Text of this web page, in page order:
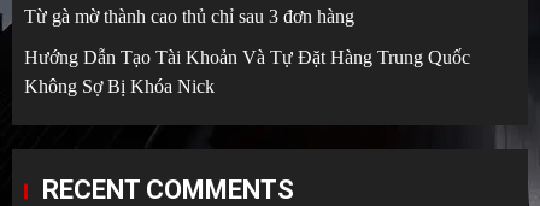
Từ gà mờ thành cao thủ chỉ sau 3 đơn hàng
Hướng Dẫn Tạo Tài Khoản Và Tự Đặt Hàng Trung Quốc
Không Sợ Bị Khóa Nick
RECENT COMMENTS